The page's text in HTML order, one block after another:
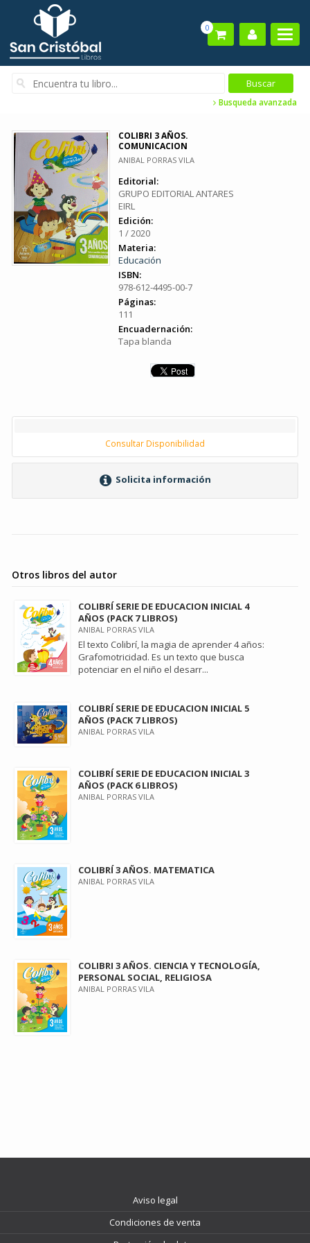
0
Busqueda avanzada
COLIBRI 3 AÑOS.
COMUNICACION
ANIBAL PORRAS VILA
Editorial:
GRUPO EDITORIAL ANTARES
EIRL
Edición:
1 / 2020
Materia:
Educación
ISBN:
978-612-4495-00-7
Páginas:
111
Encuadernación:
Tapa blanda
Consultar Disponibilidad
Solicita información
Otros libros del autor
COLIBRÍ SERIE DE EDUCACION INICIAL 4
AÑOS (PACK 7 LIBROS)
ANIBAL PORRAS VILA
El texto Colibrí, la magia de aprender 4 años:
Grafomotricidad. Es un texto que busca
potenciar en el niño el desarr...
COLIBRÍ SERIE DE EDUCACION INICIAL 5
AÑOS (PACK 7 LIBROS)
ANIBAL PORRAS VILA
COLIBRÍ SERIE DE EDUCACION INICIAL 3
AÑOS (PACK 6 LIBROS)
ANIBAL PORRAS VILA
COLIBRÍ 3 AÑOS. MATEMATICA
ANIBAL PORRAS VILA
COLIBRI 3 AÑOS. CIENCIA Y TECNOLOGÍA,
PERSONAL SOCIAL, RELIGIOSA
ANIBAL PORRAS VILA
Aviso legal
Condiciones de venta